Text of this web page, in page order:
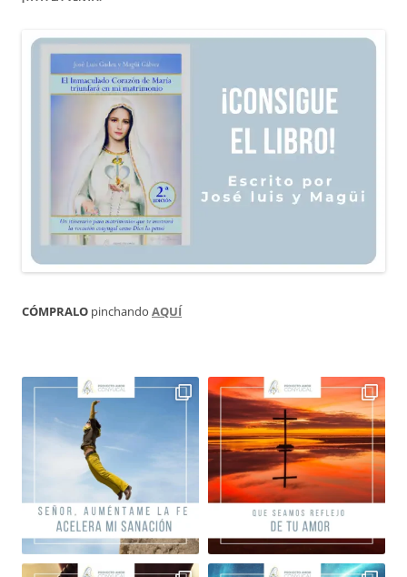
CÓMPRALO pinchando AQUÍ